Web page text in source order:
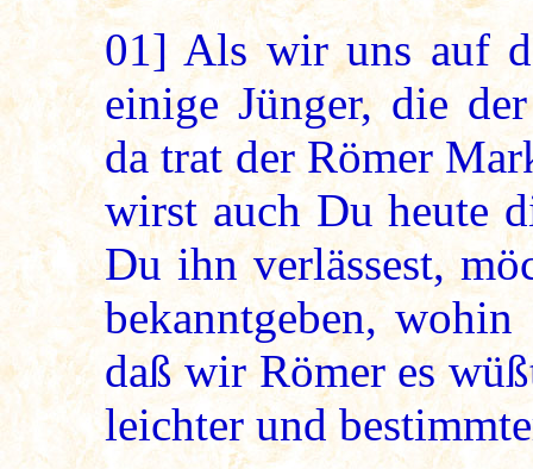
01] Als wir uns auf
einige Jünger, die
da trat der Römer
wirst auch Du heute
Du ihn verlässest,
bekanntgeben,
daß wir Römer es
leichter und